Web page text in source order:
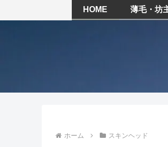
HOME 薄毛・坊
ホーム スキンヘッド